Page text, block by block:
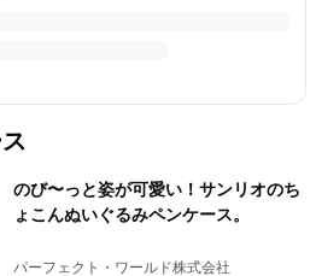
のび〜っと姿が可愛い！サンリオのち
ょこんぬいぐるみペンケース。
パーフェクト・ワールド株式会社